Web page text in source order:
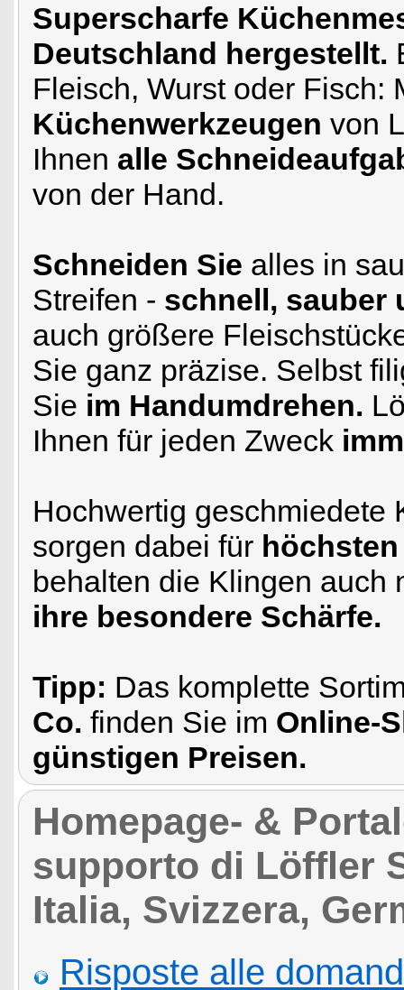
Superscharfe
Deutschland hergestellt.
Fleisch, Wurst oder Fisch:
Küchenwerkzeugen von
Ihnen alle
von der Hand.
Schneiden Sie alles in
Streifen - schnell, sauber
auch größere
Sie ganz präzise. Selbst
Sie im Handumdrehen.
Ihnen für jeden Zweck
Hochwertig geschmiedete
sorgen dabei für
behalten die Klingen auch
ihre besondere Schärfe.
Tipp: Das komplette
Co. finden Sie im Online-
günstigen Preisen.
Homepage- &
supporto di Löffler
Italia, Svizzera,
Risposte alle